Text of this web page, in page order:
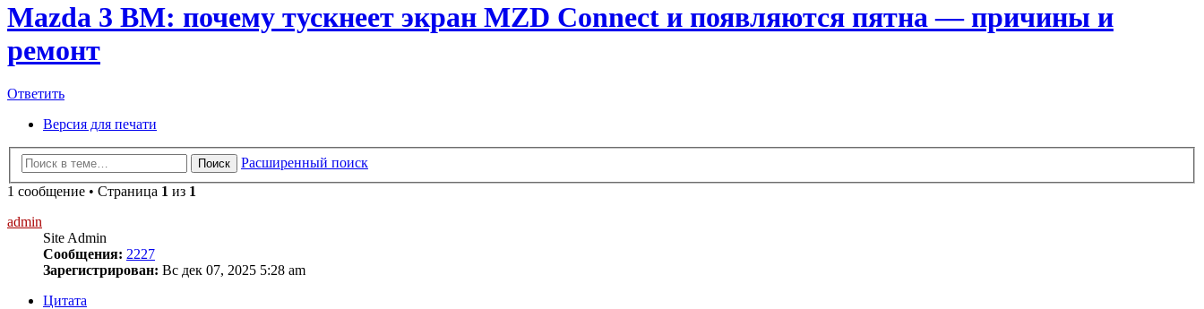
Mazda 3 BM: почему тускнеет экран MZD Connect и появляются пятна — причины и
ремонт
Ответить
Версия для печати
Поиск
Расширенный поиск
1 сообщение • Страница 1 из 1
admin
Site Admin
Сообщения: 2227
Зарегистрирован: Вс дек 07, 2025 5:28 am
Цитата